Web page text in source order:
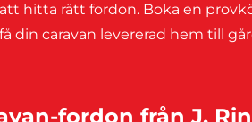
hitta rätt fordon. Boka en
din caravan levererad hem till
fordon från J.